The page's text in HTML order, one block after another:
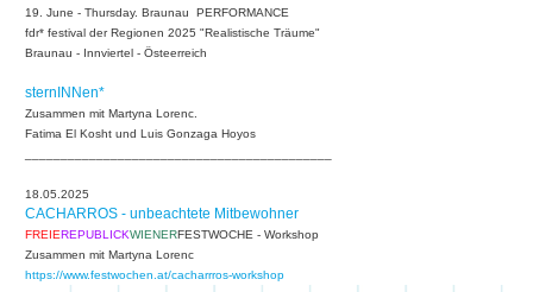
19 . June - Thursday. Braunau PERFORMANCE
fdr* festival der Regionen 2025 "Realistische Träume"
Braunau - Innviertel - Östeerreich
sternINNen*
Zusammen mit Martyna Lorenc.
Fatima El Kosht und Luis Gonzaga Hoyos
18.05.2025
CACHARROS - unbeachtete Mitbewohner
FREIEREPUBLICKWIENERFESTWOCHE - Workshop
Zusammen mit Martyna Lorenc
https://www.festwochen.at/cacharrros-workshop